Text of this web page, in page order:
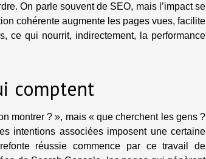
On parle souvent de SEO, mais l’impact se
cohérente augmente les pages vues, facilite
ce qui nourrit, indirectement, la performance
comptent
montrer ? », mais « que cherchent les gens ?
intentions associées imposent une certaine
réussie commence par ce travail de